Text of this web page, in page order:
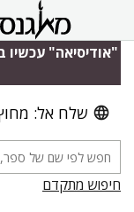
"אודיסיאה"
שלח אל:
חיפוש מתקדם